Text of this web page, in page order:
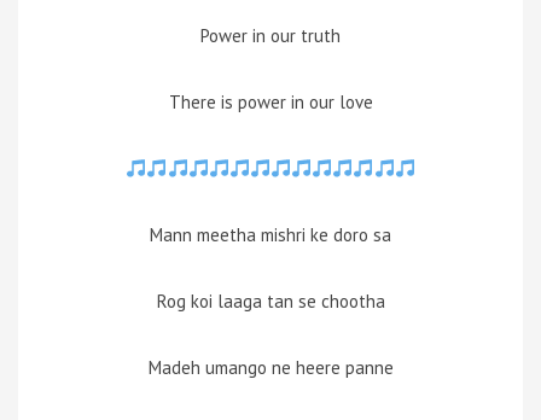
Power in our truth
There is power in our love
Mann meetha mishri ke doro sa
Rog koi laaga tan se chootha
Madeh umango ne heere panne